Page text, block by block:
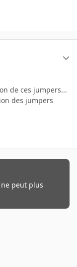
de ces jumpers...
des jumpers
peut plus